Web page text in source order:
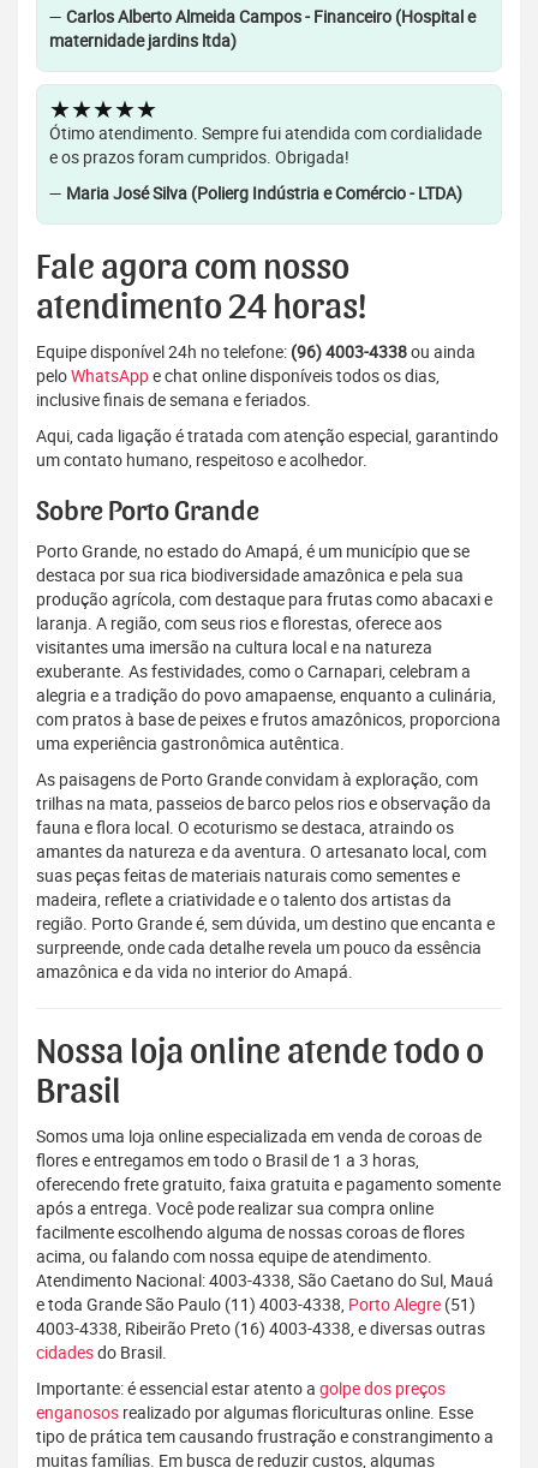
— Carlos Alberto Almeida Campos - Financeiro (Hospital e
maternidade jardins ltda)
★★★★★
Ótimo atendimento. Sempre fui atendida com cordialidade
e os prazos foram cumpridos. Obrigada!
— Maria José Silva (Polierg Indústria e Comércio - LTDA)
Fale agora com nosso
atendimento 24 horas!
Equipe disponível 24h no telefone: (96) 4003-4338ou ainda
peloWhatsAppe chat online disponíveis todos os dias,
inclusive finais de semana e feriados.
Aqui, cada ligação é tratada com atenção especial, garantindo
um contato humano, respeitoso e acolhedor.
Sobre Porto Grande
Porto Grande, no estado do Amapá, é um município que se
destaca por sua rica biodiversidade amazônica e pela sua
produção agrícola, com destaque para frutas como abacaxi e
laranja. A região, com seus rios e florestas, oferece aos
visitantes uma imersão na cultura local e na natureza
exuberante. As festividades, como o Carnapari, celebram a
alegria e a tradição do povo amapaense, enquanto a culinária,
com pratos à base de peixes e frutos amazônicos, proporciona
uma experiência gastronômica autêntica.
As paisagens de Porto Grande convidam à exploração, com
trilhas na mata, passeios de barco pelos rios e observação da
fauna e flora local. O ecoturismo se destaca, atraindo os
amantes da natureza e da aventura. O artesanato local, com
suas peças feitas de materiais naturais como sementes e
madeira, reflete a criatividade e o talento dos artistas da
região. Porto Grande é, sem dúvida, um destino que encanta e
surpreende, onde cada detalhe revela um pouco da essência
amazônica e da vida no interior do Amapá.
Nossa loja online atende todo o
Brasil
Somos uma loja online especializada em venda de coroas de
flores e entregamos em todo o Brasil de 1 a 3 horas,
oferecendo frete gratuito, faixa gratuita e pagamento somente
após a entrega. Você pode realizar sua compra online
facilmente escolhendo alguma de nossas coroas de flores
acima, ou falando com nossa equipe de atendimento.
Atendimento Nacional: 4003-4338, São Caetano do Sul, Mauá
e toda Grande São Paulo (11) 4003-4338, Porto Alegre (51)
4003-4338, Ribeirão Preto (16) 4003-4338, e diversas outras
cidadesdo Brasil.
Importante: é essencial estar atento a golpe dos preços
enganosos realizado por algumas floriculturas online. Esse
tipo de prática tem causando frustração e constrangimento a
muitas famílias. Em busca de reduzir custos, algumas